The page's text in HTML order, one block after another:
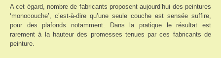
A cet égard, nombre de fabricants proposent aujourd’hui des peintures
‘monocouche’, c’est-à-dire qu’une seule couche est sensée suffire,
pour des plafonds notamment. Dans la pratique le résultat est
rarement à la hauteur des promesses tenues par ces fabricants de
peinture.